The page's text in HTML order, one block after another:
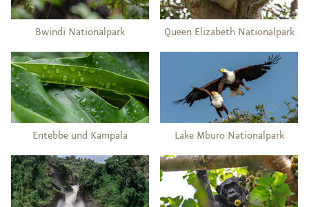
Bwindi Nationalpark Queen Elizabeth Nationalpark
Entebbe und Kampala Lake Mburo Nationalpark